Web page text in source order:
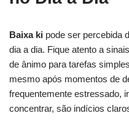
Baixa ki pode ser percebida
dia a dia. Fique atento a
de ânimo para tarefas
mesmo após momentos de
frequentemente estressado,
concentrar, são indícios